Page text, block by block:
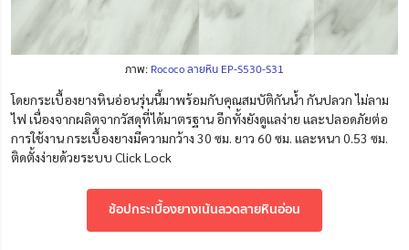
ภาพ: Rococo ลายหิน EP-S530-S31
โดยกระเบื้องยางหินอ่อนรุ่นนี้มาพร้อมกับคุณสมบัติกันน้ำ กันปลวก ไม่ลาม
ไฟ เนื่องจากผลิตจากวัสดุที่ได้มาตรฐาน อีกทั้งยังดูแลง่าย และปลอดภัยต่อ
การใช้งาน กระเบื้องยางมีความกว้าง 30 ซม. ยาว 60 ซม. และหนา 0.53 ซม.
ติดตั้งง่ายด้วยระบบ Click Lock
ช้อปกระเบื้องยางเน้นลวดลายหินอ่อน